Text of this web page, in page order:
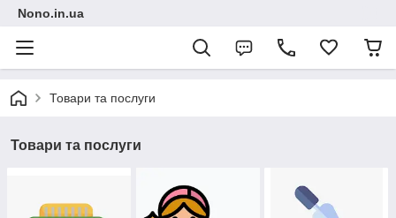
Nono.in.ua
Товари та послуги
Товари та послуги